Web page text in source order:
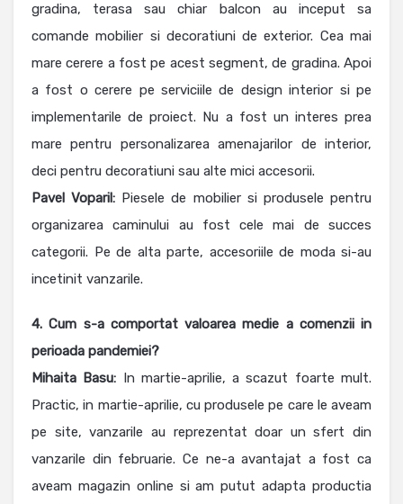
gradina, terasa sau chiar balcon au inceput sa
comande mobilier si decoratiuni de exterior. Cea mai
mare cerere a fost pe acest segment, de gradina. Apoi
a fost o cerere pe serviciile de design interior si pe
implementarile de proiect. Nu a fost un interes prea
mare pentru personalizarea amenajarilor de interior,
deci pentru decoratiuni sau alte mici accesorii.
Pavel Voparil: Piesele de mobilier si produsele pentru
organizarea caminului au fost cele mai de succes
categorii. Pe de alta parte, accesoriile de moda si-au
incetinit vanzarile.
4. Cum s-a comportat valoarea medie a comenzii in
perioada pandemiei?
Mihaita Basu: In martie-aprilie, a scazut foarte mult.
Practic, in martie-aprilie, cu produsele pe care le aveam
pe site, vanzarile au reprezentat doar un sfert din
vanzarile din februarie. Ce ne-a avantajat a fost ca
aveam magazin online si am putut adapta productia